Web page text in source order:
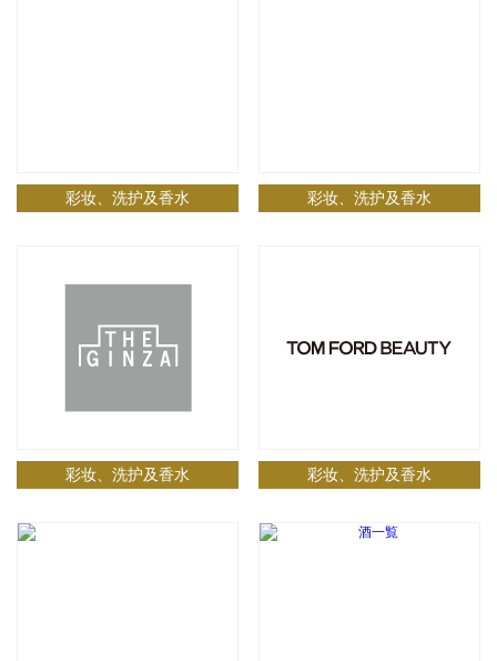
彩妆、洗护及香水 彩妆、洗护及香水
彩妆、洗护及香水 彩妆、洗护及香水